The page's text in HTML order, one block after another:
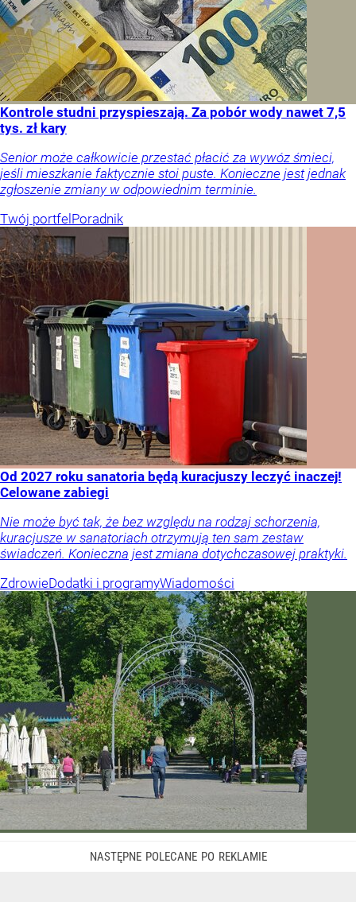
Kontrole studni przyspieszają. Za pobór wody nawet 7,5
tys. zł kary
Senior może całkowicie przestać płacić za wywóz śmieci,
jeśli mieszkanie faktycznie stoi puste. Konieczne jest jednak
zgłoszenie zmiany w odpowiednim terminie.
Twój portfel Poradnik
Od 2027 roku sanatoria będą kuracjuszy leczyć inaczej!
Celowane zabiegi
Nie może być tak, że bez względu na rodzaj schorzenia,
kuracjusze w sanatoriach otrzymują ten sam zestaw
świadczeń. Konieczna jest zmiana dotychczasowej praktyki.
ZdrowieDodatki i programyWiadomości